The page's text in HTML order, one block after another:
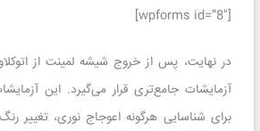
[wpforms id=”8″]
در نهایت، پس از خروج شیشه لمینت از
آزمایشات جامع‌تری قرار می‌گیرد. این
برای شناسایی هرگونه اعوجاج نوری، تغییر